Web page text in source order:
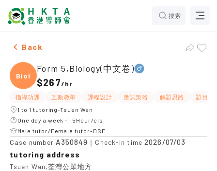
搜索
Male Form 5,Biology(中文卷)，Tsuen Wan Tuition
Back
Biolo
Form 5,Biology(中文卷)
$267/hr
指導功課 互動教學 課程設計 應試策略 解題思路
題目講
1 to 1 tutoring-Tsuen Wan
One day a week -1.5Hour/cls
Male tutor/Female tutor-DSE
Case number A350849 ｜Check-in time2026/07/03
tutoring address
Tsuen Wan,荃灣公眾地方